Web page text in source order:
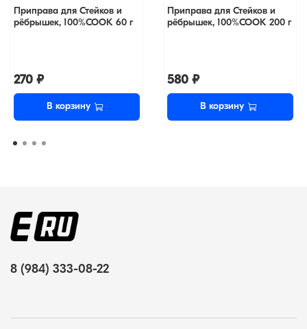
Приправа для Стейков и
рёбрышек, 100%COOK 60 г
270 ₽
В корзину
Приправа для Стейков и
рёбрышек, 100%COOK 200 г
580 ₽
В корзину
8 (984) 333-08-22